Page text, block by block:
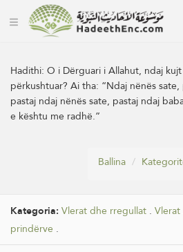
Hadithi:O i Dërguari i Allahut, ndaj
përkushtuar? Ai tha: “Ndaj nënës
pastaj ndaj nënës sate, pastaj ndaj
e kështu me radhë.”
Ballina
Kategoria: Vlerat dhe rregullat . Vlerat
prindërve .